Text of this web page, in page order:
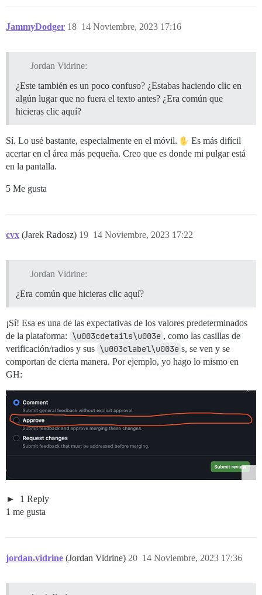
JammyDodger 14 Noviembre, 2023 17:16
18
Jordan Vidrine:
¿Este también es un poco confuso? ¿Estabas haciendo clic en
algún lugar que no fuera el texto antes? ¿Era común que
hicieras clic aquí?
Sí. Lo usé bastante, especialmente en el móvil.
Es más difícil
acertar en el área más pequeña. Creo que es donde mi pulgar está
en la pantalla.
5 Me gusta
cvx (Jarek Radosz) 14 Noviembre, 2023 17:22
19
Jordan Vidrine:
¿Era común que hicieras clic aquí?
¡Sí! Esa es una de las expectativas de los valores predeterminados
de la plataforma: \u003cdetails\u003e , como las casillas de
verificación/radios y sus \u003clabel\u003e s, se ven y se
comportan de cierta manera. Por ejemplo, yo hago lo mismo en
GH:
1 Reply
1 me gusta
jordan.vidrine (Jordan Vidrine) 14 Noviembre, 2023 17:36
20